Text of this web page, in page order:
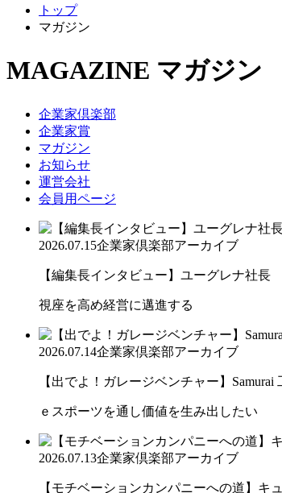
トップ
マガジン
MAGAZINE マガジン
企業家倶楽部
企業家賞
マガジン
お知らせ
運営会社
会員用ページ
2026.07.15企業家倶楽部アーカイブ
【編集長インタビュー】ユーグレナ社
視座を高め経営に邁進する
2026.07.14企業家倶楽部アーカイブ
【出でよ！ガレージベンチャー】
ｅスポーツを通し価値を生み出したい
2026.07.13企業家倶楽部アーカイブ
【モチベーションカンパニーへの道】キ